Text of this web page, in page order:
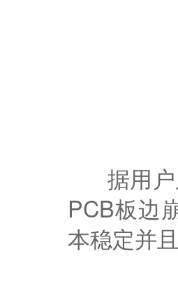
据用户
PCB板边
本稳定并